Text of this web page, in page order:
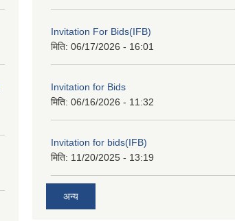
Invitation For Bids(IFB)
मिति: 06/17/2026 - 16:01
Invitation for Bids
मिति: 06/16/2026 - 11:32
Invitation for bids(IFB)
मिति: 11/20/2025 - 13:19
अन्य